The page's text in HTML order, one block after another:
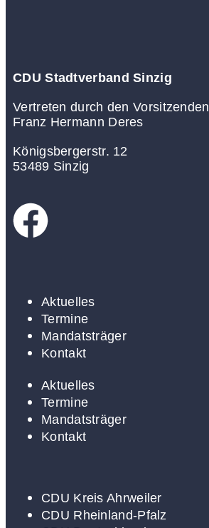
CDU Stadtverband Sinzig
Vertreten durch den Vorsitzenden
Franz Hermann Deres
Königsbergerstr. 12
53489 Sinzig
Aktuelles
Termine
Mandatsträger
Kontakt
Aktuelles
Termine
Mandatsträger
Kontakt
CDU Kreis Ahrweiler
CDU Rheinland-Pfalz